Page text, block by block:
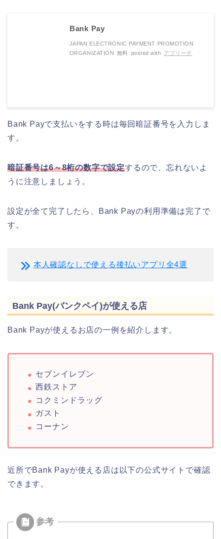
Bank Pay
JAPAN ELECTRONIC PAYMENT PROMOTION
ORGANIZATION
無料 posted with アプリーチ
Bank Payで支払いをする時は毎回暗証番号を入力しま
す。
暗証番号は6～8桁の数字で設定するので、忘れないよ
うに注意しましょう。
設定が全て完了したら、Bank Payの利用準備は完了で
す。
本人確認なしで使える後払いアプリ全4選
Bank Pay(バンクペイ)が使える店
Bank Payが使えるお店の一例を紹介します。
セブンイレブン
西鉄ストア
コクミンドラッグ
ガスト
コーナン
近所でBank Payが使える店は以下の公式サイトで確認
できます。